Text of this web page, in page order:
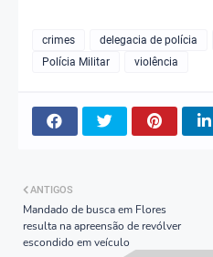
crimes delegacia de polícia
Polícia Militar
violência
ANTIGOS
Mandado de busca em Flores
resulta na apreensão de revólver
escondido em veículo